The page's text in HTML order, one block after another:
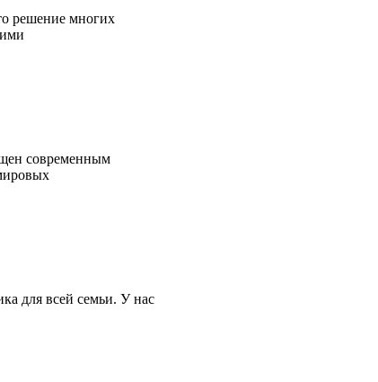
решение многих
современным
для всей семьи. У нас